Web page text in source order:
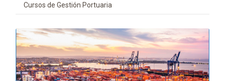
Categoría de cursos
Cursos de Gestión Portuaria